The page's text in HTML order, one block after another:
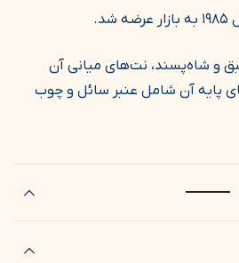
و شاه‌پسند، نت‌های میانی آن
پایه آن شامل عنبر سائل و چوب